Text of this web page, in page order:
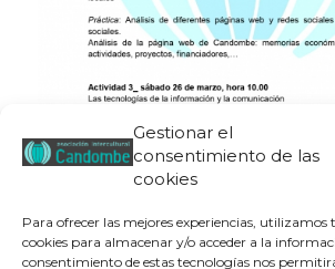
Gestionar el
consentimiento de las
cookies
Para ofrecer las mejores experiencias, utilizamos
cookies para almacenar y/o acceder a la
consentimiento de estas tecnologías nos